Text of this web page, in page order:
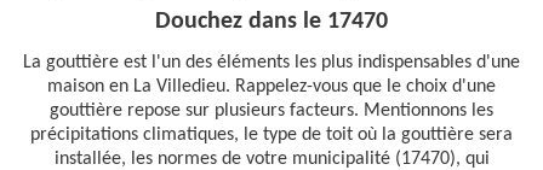
Douchez dans le 17470
La gouttière est l'un des éléments les plus indispensables d'une
maison en La Villedieu. Rappelez-vous que le choix d'une
gouttière repose sur plusieurs facteurs. Mentionnons les
précipitations climatiques, le type de toit où la gouttière sera
installée, les normes de votre municipalité (17470), qui